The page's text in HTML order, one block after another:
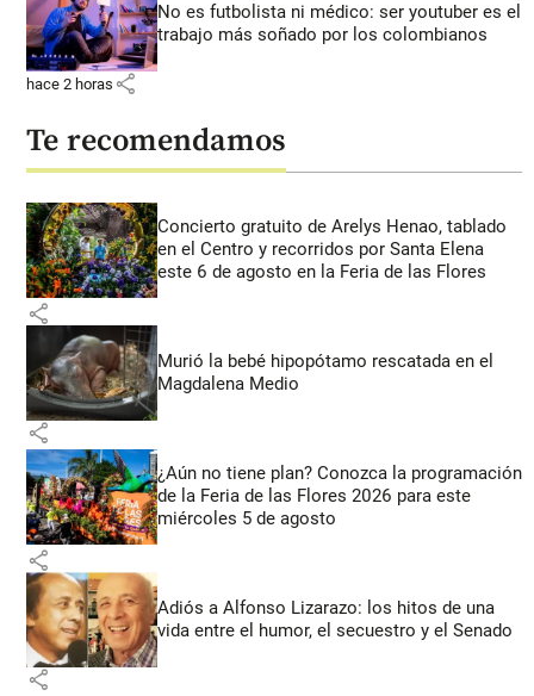
No es futbolista ni médico: ser youtuber es el
trabajo más soñado por los colombianos
hace 2 horas share
Te recomendamos
Concierto gratuito de Arelys Henao, tablado
en el Centro y recorridos por Santa Elena
este 6 de agosto en la Feria de las Flores
share
Murió la bebé hipopótamo rescatada en el
Magdalena Medio
share
¿Aún no tiene plan? Conozca la programación
de la Feria de las Flores 2026 para este
miércoles 5 de agosto
share
Adiós a Alfonso Lizarazo: los hitos de una
vida entre el humor, el secuestro y el Senado
share